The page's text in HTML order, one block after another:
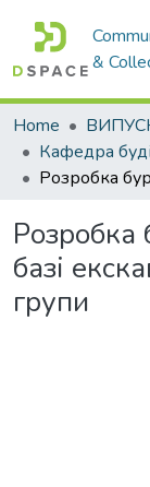
&
Home
Розробка
базі
групи